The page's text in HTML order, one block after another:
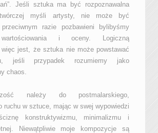
Jeśli sztuka ma być rozpoznawalna
myśli artysty, nie może być
razie pozbawieni bylibyśmy
i oceny. Logiczną
więc jest, że sztuka nie może powstawać
jeśli przypadek rozumiemy jako
chaos.
należy do postmalarskiego,
ruchu w sztuce, mając w swej wypowiedzi
konstruktywizmu, minimalizmu i
Niewątpliwie moje kompozycje są